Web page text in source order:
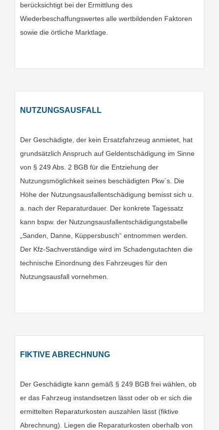
berücksichtigt bei der Ermittlung des
Wiederbeschaffungswertes alle wertbildenden Faktoren
sowie die örtliche Marktlage.
NUTZUNGSAUSFALL
Der Geschädigte, der kein Ersatzfahrzeug anmietet, hat
grundsätzlich Anspruch auf Geldentschädigung im Sinne
von § 249 Abs. 2 BGB für die Entziehung der
Nutzungsmöglichkeit seines beschädigten Pkw`s. Die
Höhe der Nutzungsausfallentschädigung bemisst sich u.
a. nach der Reparaturdauer. Der konkrete Tagessatz
kann bspw. der Nutzungsausfallentschädigungstabelle
„Sanden, Danne, Küppersbusch“ entnommen werden.
Der Kfz-Sachverständige wird im Schadengutachten die
technische Einordnung des Fahrzeuges für den
Nutzungsausfall vornehmen.
FIKTIVE ABRECHNUNG
Der Geschädigte kann gemäß § 249 BGB frei wählen, ob
er das Fahrzeug instandsetzen lässt oder ob er sich die
ermittelten Reparaturkosten auszahlen lässt (fiktive
Abrechnung). Liegen die Reparaturkosten oberhalb von